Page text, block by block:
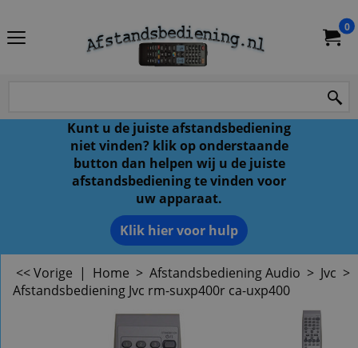
0
Kunt u de juiste afstandsbediening
niet vinden? klik op onderstaande
button dan helpen wij u de juiste
afstandsbediening te vinden voor
uw apparaat.
Klik hier voor hulp
<< Vorige | Home > Afstandsbediening Audio > Jvc >
Afstandsbediening Jvc rm-suxp400r ca-uxp400